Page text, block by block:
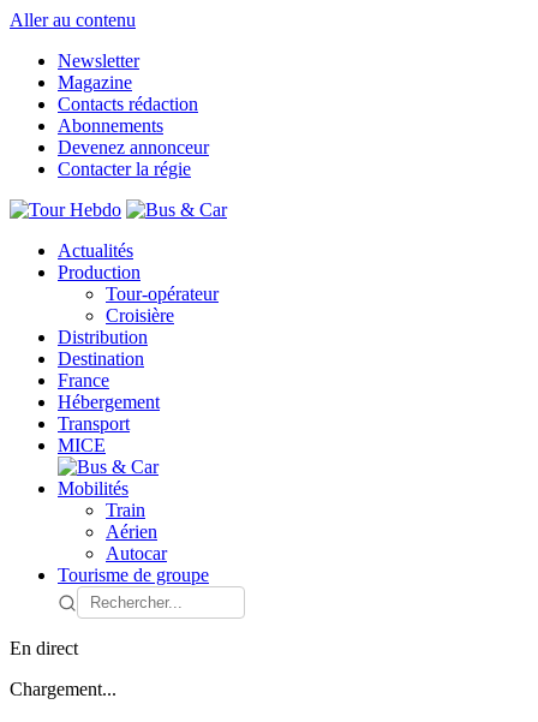
Aller au contenu
Newsletter
Magazine
Contacts rédaction
Abonnements
Devenez annonceur
Contacter la régie
Actualités
Production
Tour-opérateur
Croisière
Distribution
Destination
France
Hébergement
Transport
MICE
Mobilités
Train
Aérien
Autocar
Tourisme de groupe
En direct
Chargement...